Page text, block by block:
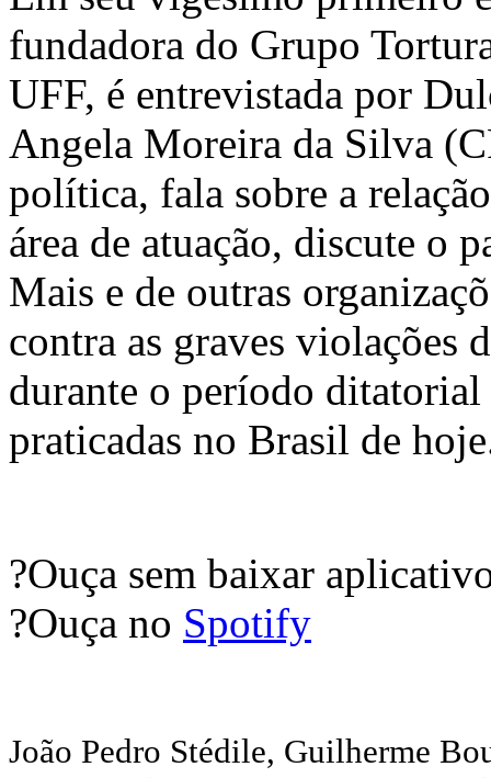
fundadora do Grupo
UFF, é entrevistada por
Angela Moreira da Silva
política, fala sobre a
área de atuação, discute o
Mais e de outras
contra as graves violações
durante o período ditatorial
praticadas no Brasil de
?Ouça sem baixar
?Ouça no Spotify
João Pedro Stédile, Guilherme